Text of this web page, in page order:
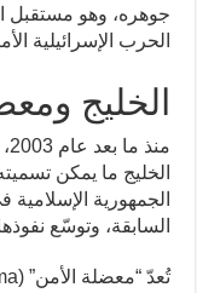
جوهره، وهو مستقبل
الحرب الإسرائيلية
الخليج
الخليج ما يمكن
الجمهورية
السابقة، وتوسّع